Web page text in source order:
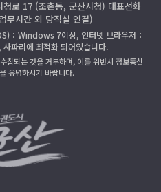
로 17 (조촌동, 군산시청) 대표전화
무시간 외 당직실 연결)
：Windows 7이상, 인터넷 브라우저：
파리에 최적화 되어있습니다.
집되는 것을 거부하며, 이를 위반시 정보통신
유념하시기 바랍니다.